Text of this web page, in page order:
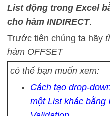
List động trong Excel
cho hàm INDIRECT.
Trước tiên chúng ta hãy
hàm OFFSET
có thể bạn muốn xem:
Cách tạo drop-
một List khác bằng